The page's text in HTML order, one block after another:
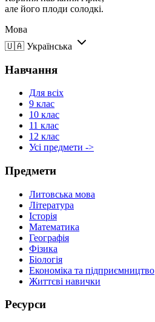
але його плоди солодкі.
Мова
🇺🇦 Українська
Навчання
Для всіх
9 клас
10 клас
11 клас
12 клас
Усі предмети ->
Предмети
Литовська мова
Література
Історія
Математика
Географія
Фізика
Біологія
Економіка та підприємництво
Життєві навички
Ресурси